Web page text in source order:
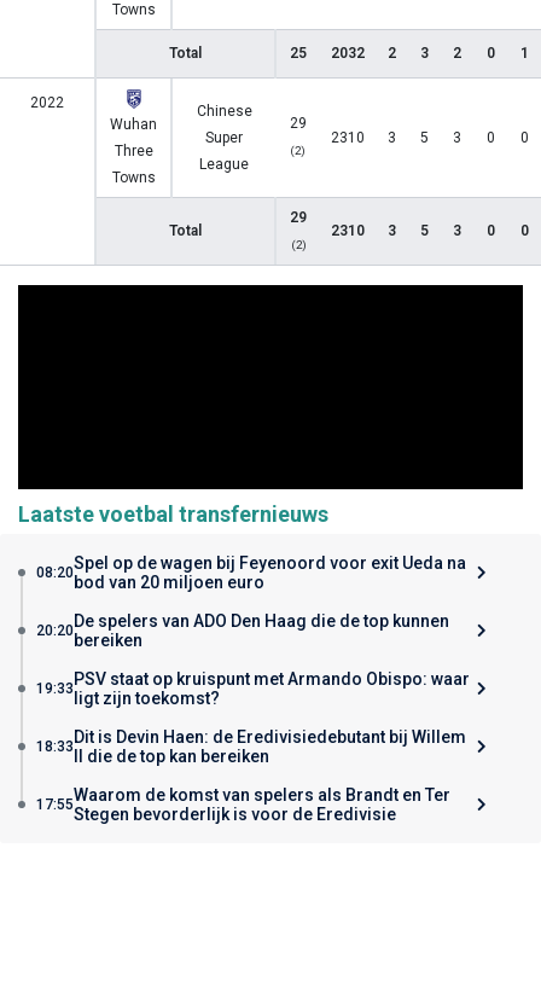
Towns
Total 25 2032 2 3 2 0 1
2022
Wuhan
Three
Towns
Chinese
Super
League
29
(2)
2310 3 5 3 0 0
Total
29
(2)
2310 3 5 3 0 0
Laatste voetbal transfernieuws
08:20Spel op de wagen bij Feyenoord voor exit Ueda na
bod van 20 miljoen euro
20:20De spelers van ADO Den Haag die de top kunnen
bereiken
19:33 PSV staat op kruispunt met Armando Obispo: waar
ligt zijn toekomst?
18:33 Dit is Devin Haen: de Eredivisiedebutant bij Willem
II die de top kan bereiken
17:55Waarom de komst van spelers als Brandt en Ter
Stegen bevorderlijk is voor de Eredivisie